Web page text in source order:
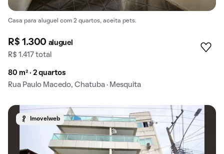
Casa para aluguel com 2 quartos, aceita pets.
R$ 1.300 aluguel
R$ 1.417 total
80 m² · 2 quartos
Rua Paulo Macedo, Chatuba · Mesquita
Imovelweb